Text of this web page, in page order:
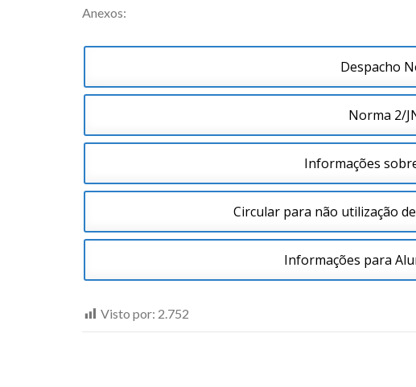
Anexos:
Despacho
Norma 2/
Informações
Circular para não utilização
Informações para
Visto por: 2.752